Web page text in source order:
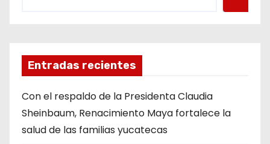
Entradas recientes
Con el respaldo de la Presidenta Claudia
Sheinbaum, Renacimiento Maya fortalece la
salud de las familias yucatecas